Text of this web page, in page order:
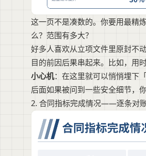
这一页不是凑数的。你要用最精
么？范围有多大？
好多人喜欢从立项文件里原封不
目的前因后果串起来。比如，用
小心机：在这里就可以悄悄埋下
后面如果被问到一些安全细节，
2. 合同指标完成情况——逐条对